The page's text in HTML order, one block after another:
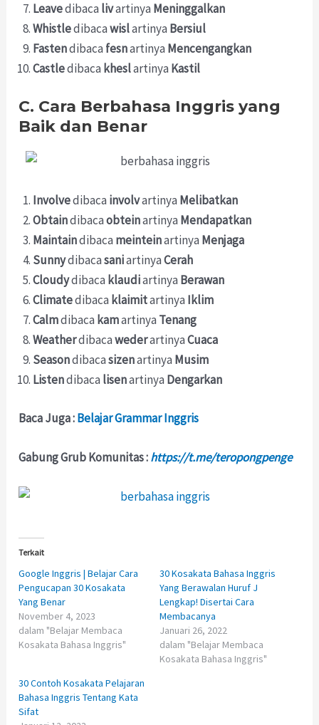
Leavedibaca livartinya Meninggalkan
Whistledibacawislartinya Bersiul
Fastendibaca fesnartinya Mencengangkan
Castledibaca kheslartinya Kastil
C. Cara Berbahasa Inggris yang
Baik dan Benar
Involvedibaca involvartinya Melibatkan
Obtaindibacaobteinartinya Mendapatkan
Maintaindibaca meinteinartinya Menjaga
SunnydibacasaniartinyaCerah
Cloudydibaca klaudiartinya Berawan
Climatedibaca klaimitartinya Iklim
Calmdibaca kamartinya Tenang
WeatherdibacawederartinyaCuaca
Seasondibacasizenartinya Musim
Listendibaca lisenartinya Dengarkan
Baca Juga :Belajar Grammar Inggris
Gabung Grub Komunitas :https://t.me/teropongpenge
Terkait
Google Inggris | Belajar Cara
Pengucapan 30 Kosakata
Yang Benar
November 4, 2023
dalam "Belajar Membaca
Kosakata Bahasa Inggris"
30 Kosakata Bahasa Inggris
Yang Berawalan Huruf J
Lengkap! Disertai Cara
Membacanya
Januari 26, 2022
dalam "Belajar Membaca
Kosakata Bahasa Inggris"
30 Contoh Kosakata Pelajaran
Bahasa Inggris Tentang Kata
Sifat